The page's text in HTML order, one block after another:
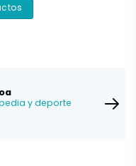
y deporte